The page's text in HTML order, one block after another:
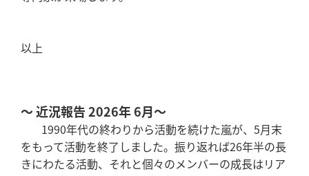
以上
～ 近況報告 2026年 6月～
1990年代の終わりから活動を続けた嵐が、5月末
をもって活動を終了しました。振り返れば26年半の長
きにわたる活動、それと個々のメンバーの成長はリア